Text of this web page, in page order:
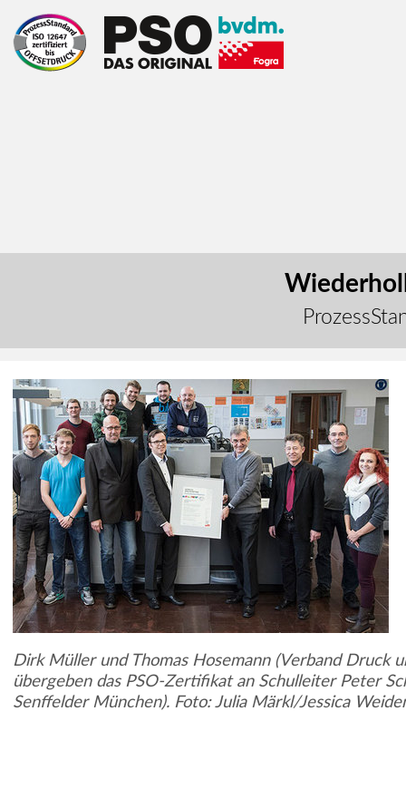
Dirk Müller und Thomas Hosemann (Verband Druck
übergeben das PSO-Zertifikat an Schulleiter Peter
Senffelder München). Foto: Julia Märkl/Jessica